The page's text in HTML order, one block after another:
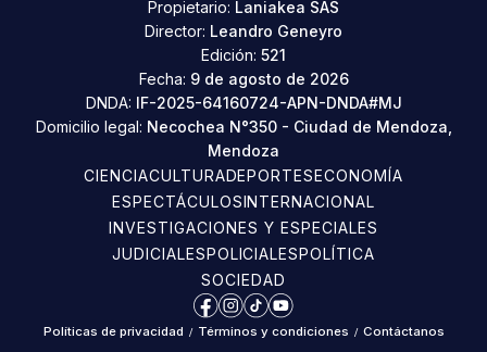
Propietario: Laniakea SAS
Director: Leandro Geneyro
Edición: 521
Fecha: 9 de agosto de 2026
DNDA: IF-2025-64160724-APN-DNDA#MJ
Domicilio legal: Necochea N°350 - Ciudad de Mendoza,
Mendoza
CIENCIACULTURADEPORTESECONOMÍA
ESPECTÁCULOSINTERNACIONAL
INVESTIGACIONES Y ESPECIALES
JUDICIALESPOLICIALESPOLÍTICA
SOCIEDAD
Facebook
Instagram
TikTokYouTube
Políticas de privacidad / Términos y condiciones / Contáctanos